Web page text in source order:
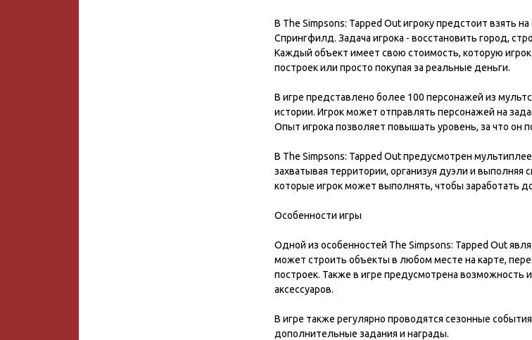
В The Simpsons: Tapped Out игроку предстоит взять
Спрингфилд. Задача игрока - восстановить город,
Каждый объект имеет свою стоимость, которую
построек или просто покупая за реальные деньги.
В игре представлено более 100 персонажей из
истории. Игрок может отправлять персонажей на
Опыт игрока позволяет повышать уровень, за что он
В The Simpsons: Tapped Out предусмотрен
захватывая территории, организуя дуэли и
которые игрок может выполнять, чтобы заработать
Особенности игры
Одной из особенностей The Simpsons: Tapped Out
может строить объекты в любом месте на карте,
построек. Также в игре предусмотрена
аксессуаров.
В игре также регулярно проводятся сезонные
дополнительные задания и награды.